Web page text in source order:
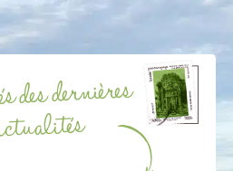
dernières